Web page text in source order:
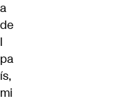
a
de
l
pa
ís,
mi